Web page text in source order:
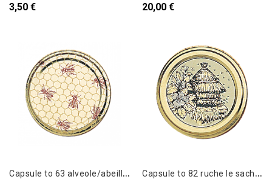
3,50 € 20,00 €
C
apsule to 63 alveole/abeille le sachet de 100 C
apsule to 82 ruche le sachet de 100